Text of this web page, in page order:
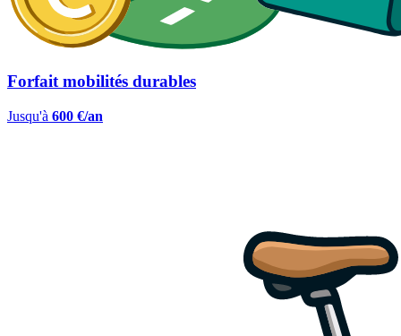
Forfait mobilités durables
Jusqu'à 600 €/an